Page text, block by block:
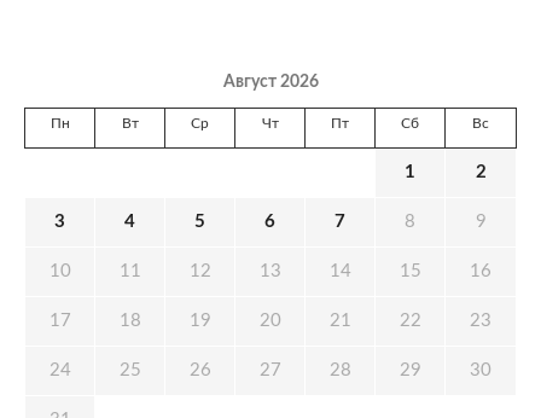
Август 2026
Пн Вт Ср Чт Пт Сб Вс
1 2
3 4 5 6 7 8 9
10 11 12 13 14 15 16
17 18 19 20 21 22 23
24 25 26 27 28 29 30